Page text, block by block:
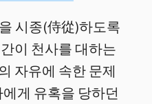
시종(侍從)하도록
이 천사를 대하는
자유에 속한 문제
게 유혹을 당하던